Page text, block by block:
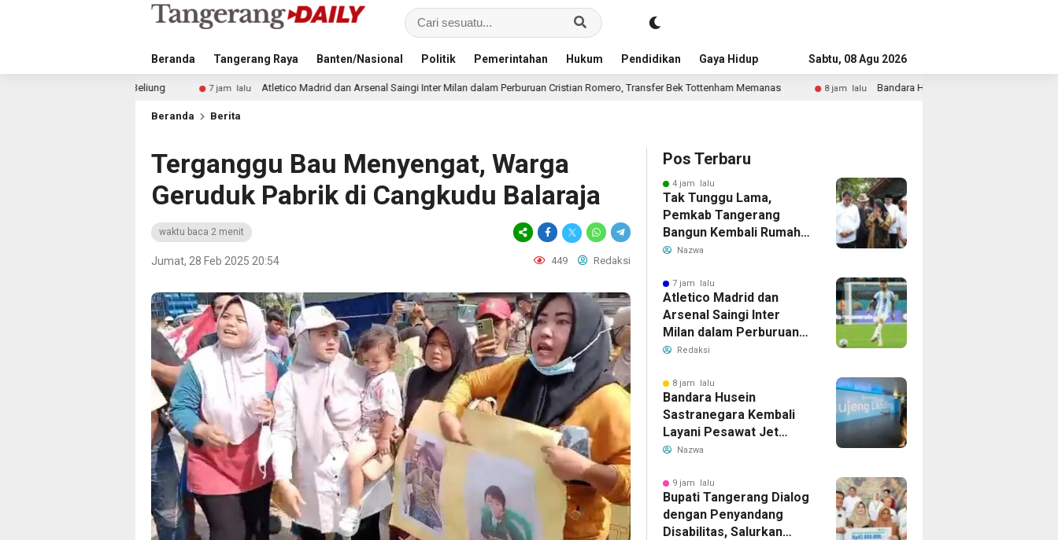
Beranda Tangerang Raya Banten/Nasional Politik Pemerintahan Hukum Pendidikan Gaya Hidup AdvertorialSabtu, 08 Agu 2026
Atletico Madrid dan Arsenal Saingi Inter Milan dalam Perburuan Cristian Romero, Transfer Bek Tottenham Memanas 8 jam lalu Bandara Husein Sastranegara Kembali Layani Pesawat Jet Mulai 14
Beranda Berita
Terganggu Bau Menyengat, Warga
Geruduk Pabrik di Cangkudu Balaraja
waktu baca 2 menit
Jumat, 28 Feb 2025 20:54 449 Redaksi
Pos Terbaru
4 jam lalu
Tak Tunggu Lama,
Pemkab Tangerang
Bangun Kembali Rumah
Warga yang Roboh
Nazwa
7 jam lalu
Atletico Madrid dan
Arsenal Saingi Inter
Milan dalam Perburuan
Cristian Romero,
Memanas
Redaksi
8 jam lalu
Bandara Husein
Sastranegara Kembali
Layani Pesawat Jet
Mulai 14 Agustus 2026,
Rute Bandung-Denpasar
Nazwa
9 jam lalu
Bupati Tangerang Dialog
dengan Penyandang
Disabilitas, Salurkan